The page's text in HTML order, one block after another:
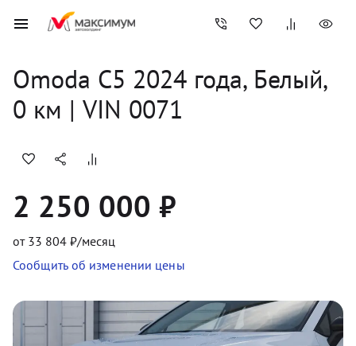
Omoda C5 2024 года, Белый,
0 км | VIN 0071
2 250 000 ₽
от 33 804 ₽/месяц
Сообщить об изменении цены